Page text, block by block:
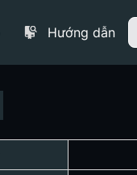
Hướng dẫn